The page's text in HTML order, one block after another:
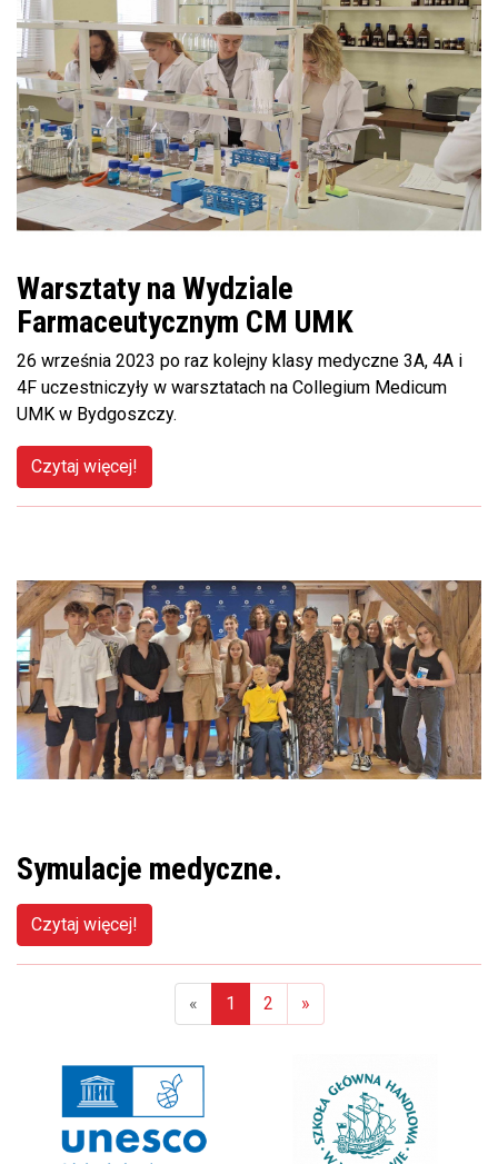
Warsztaty na Wydziale
Farmaceutycznym CM UMK
26 września 2023 po raz kolejny klasy medyczne 3A, 4A i
4F uczestniczyły w warsztatach na Collegium Medicum
UMK w Bydgoszczy.
Czytaj więcej!
Symulacje medyczne.
Czytaj więcej!
«
1
2 »